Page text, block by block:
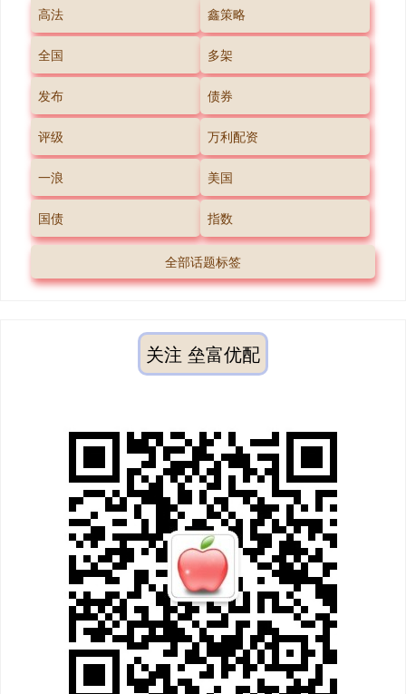
高法 鑫策略
全国 多架
发布 债券
评级 万利配资
一浪 美国
国债 指数
全部话题标签
关注 垒富优配